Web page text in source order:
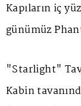
Kapıların iç
günümüz
"Starlight"
Kabin